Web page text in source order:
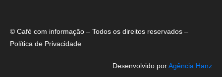
© Café com informação – Todos os direitos reservados –
Política de Privacidade
Desenvolvido porAgência Hanz